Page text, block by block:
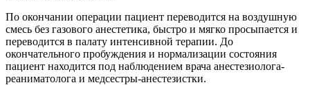
По окончании операции пациент переводится на воздушную
смесь без газового анестетика, быстро и мягко просыпается и
переводится в палату интенсивной терапии. До
окончательного пробуждения и нормализации состояния
пациент находится под наблюдением врача анестезиолога-
реаниматолога и медсестры-анестезистки.